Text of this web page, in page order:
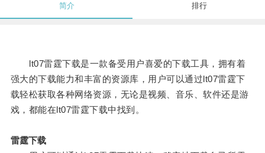
简介 排行
lt07雷霆下载是一款备受用户喜爱的下载工具，拥有着
强大的下载能力和丰富的资源库，用户可以通过lt07雷霆下
载轻松获取各种网络资源，无论是视频、音乐、软件还是游
戏，都能在lt07雷霆下载中找到。
雷霆下载